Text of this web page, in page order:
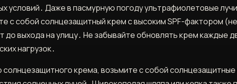
условий․ Даже в пасмурную погоду ультрафиолетовые
с собой солнцезащитный крем с высоким SPF-фактором
до выхода на улицу․ Не забывайте обновлять крем каждые
нагрузок․
крема, возьмите с собой